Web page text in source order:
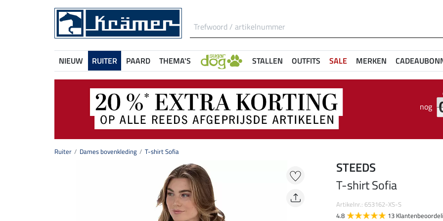
NIEUW RUITER PAARD THEMA'S STALLEN OUTFITS SALE MERKEN
nog
Ruiter Dames bovenkleding T-shirt Sofia
STEEDS
T-shirt Sofia
Artikelnr.: 653162-XS-S
4.8
13